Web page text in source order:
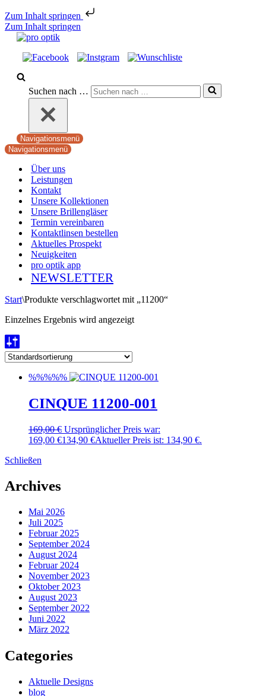
Zum Inhalt springen
Zum Inhalt springen
Suchen nach …
Navigationsmenü
Navigationsmenü
Über uns
Leistungen
Kontakt
Unsere Kollektionen
Unsere Brillengläser
Termin vereinbaren
Kontaktlinsen bestellen
Aktuelles Prospekt
Neuigkeiten
pro optik app
NEWSLETTER
Start\Produkte verschlagwortet mit „11200“
Einzelnes Ergebnis wird angezeigt
%%%%%
CINQUE 11200-001
169,00€ Ursprünglicher Preis war:
169,00 €134,90 €Aktueller Preis ist: 134,90 €.
Schließen
Archives
Mai 2026
Juli 2025
Februar 2025
September 2024
August 2024
Februar 2024
November 2023
Oktober 2023
August 2023
September 2022
Juni 2022
März 2022
Categories
Aktuelle Designs
blog